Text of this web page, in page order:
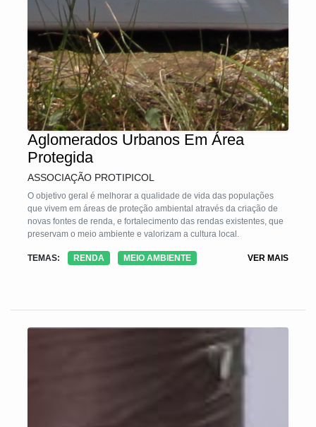
Aglomerados Urbanos Em Área
Protegida
ASSOCIAÇÃO PROTIPICOL
O objetivo geral é melhorar a qualidade de vida das populações
que vivem em áreas de proteção ambiental através da criação de
novas fontes de renda, e fortalecimento das rendas existentes, que
preservam o meio ambiente e valorizam a cultura local.
TEMAS: RENDA MEIO AMBIENTE VER MAIS